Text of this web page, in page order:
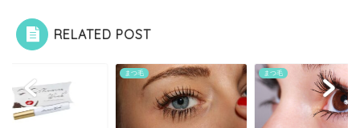
RELATED POST
まつ毛 まつ毛